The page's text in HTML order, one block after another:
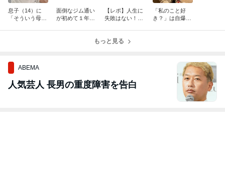
息子（14）に
「そういう母親
面倒なジム通い
が初めて１年続
【レポ】人生に
失敗はない！勝
クショー
「私のこと好
き？」は自爆系
もっと見る
ABEMA
人気芸人 長男の重度障害を告白